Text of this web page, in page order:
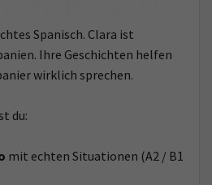
Spanisch. Clara ist
Ihre Geschichten helfen
wirklich sprechen.
du:
mit echten Situationen (A2 / B1